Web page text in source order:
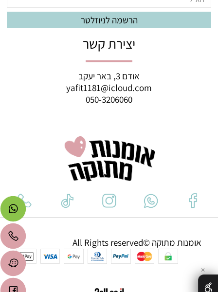
יצירת קשר
אודם 3, באר יעקב
yafit1181@icloud.com
050-3206060
אומנות מתוקה ©All Rights reserved
✕